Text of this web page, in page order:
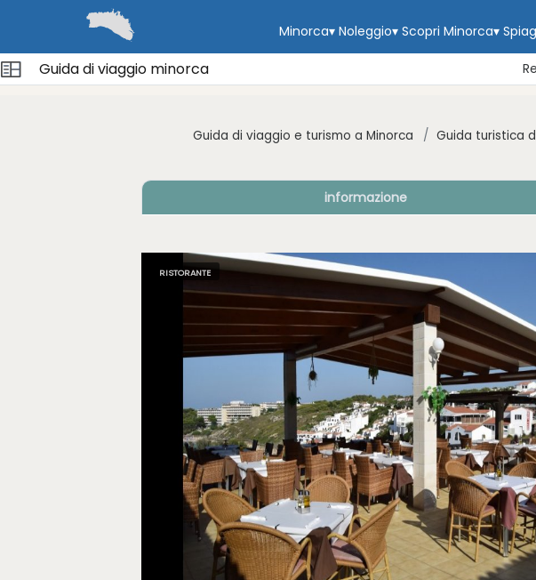
Minorca▾ Noleggio▾ Scopri Minorca▾
Guida di viaggio minorca
Guida di viaggio e turismo a Minorca Guida turistica
informazione
RISTORANTE